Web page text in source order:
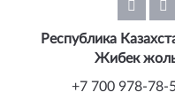
Республика
Жибек
+7 700 978-78-